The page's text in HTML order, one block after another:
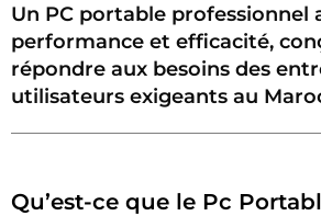
Un PC portable professionnel
performance et efficacité,
répondre aux besoins des
utilisateurs exigeants au
Qu’est-ce que le Pc